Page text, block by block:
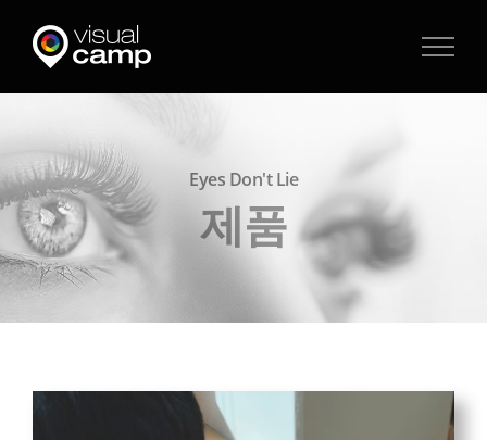
content
Eyes Don't Lie
제품